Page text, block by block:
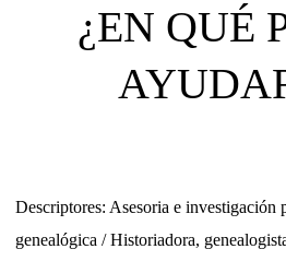
¿EN QUÉ
Descriptores: Asesoria e investigación
genealógica / Historiadora,